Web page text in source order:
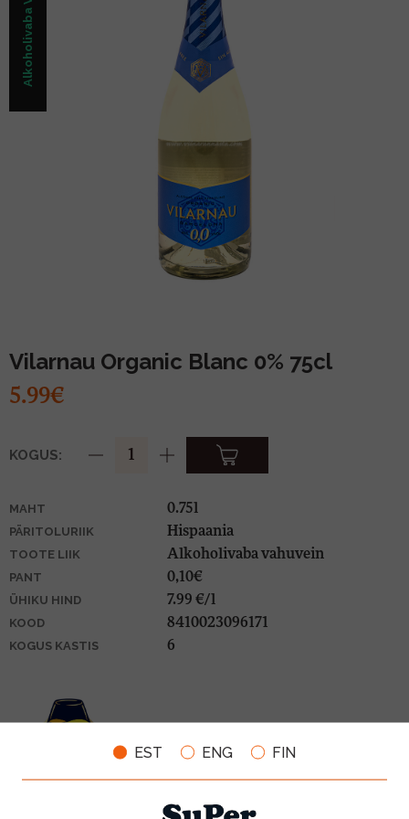
EST ENG FIN
PIIRITUSJOOK
Vilarnau Organic Blanc 0% 75cl
5.99€
KOGUS:
MAHT 0.75l
PÄRITOLURIIK Hispaania
TOOTE LIIK Alkoholivaba vahuvein
PANT 0,10€
ÜHIKU HIND 7.99 €/l
KOOD 8410023096171
KOGUS KASTIS 6